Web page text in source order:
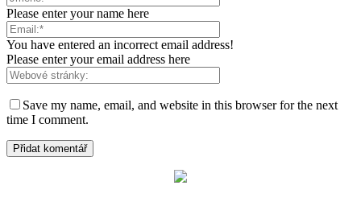
Please enter your name here
You have entered an incorrect email address!
Please enter your email address here
Save my name, email, and website in this browser for the next
time I comment.